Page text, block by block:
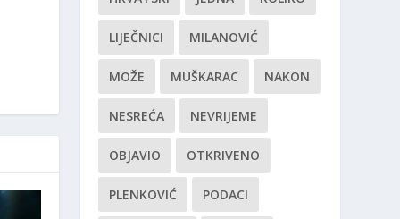
LIJEČNICI MILANOVIĆ
MOŽE MUŠKARAC NAKON
NESREĆA NEVRIJEME
OBJAVIO OTKRIVENO
PLENKOVIĆ PODACI